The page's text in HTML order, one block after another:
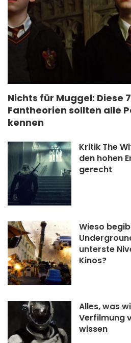
Nichts für Muggel: Diese
Fantheorien sollten alle
kennen
Kritik The
den hohen
gerecht
Wieso
unterste
Kinos?
Alles, was
Verfilmung
wissen